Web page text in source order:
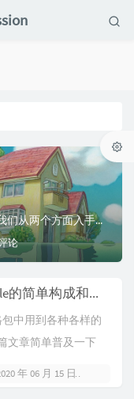
单线图中控制sheet数量的因素有很多，我们从两个方面入手，一是单线图的设置，二是模型。首先我们看下影响sheet数量的出图设置有哪些。1、绘图区域。这个...
论
一个Label Rule的简单构成和常规操作
中用到各种各样的
文章简单普及一下
年 06 月 15 日